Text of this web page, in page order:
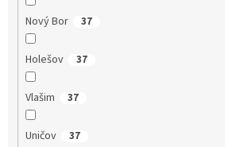
Nový Bor 37
Holešov 37
Vlašim 37
Uničov 37